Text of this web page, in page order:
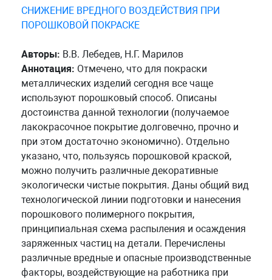
СНИЖЕНИЕ ВРЕДНОГО ВОЗДЕЙСТВИЯ ПРИ
ПОРОШКОВОЙ ПОКРАСКЕ
Авторы: В.В. Лебедев, Н.Г. Марилов
Аннотация: Отмечено, что для покраски
металлических изделий сегодня все чаще
используют порошковый способ. Описаны
достоинства данной технологии (получаемое
лакокрасочное покрытие долговечно, прочно и
при этом достаточно экономично). Отдельно
указано, что, пользуясь порошковой краской,
можно получить различные декоративные
экологически чистые покрытия. Даны общий вид
технологической линии подготовки и нанесения
порошкового полимерного покрытия,
принципиальная схема распыления и осаждения
заряженных частиц на детали. Перечислены
различные вредные и опасные производственные
факторы, воздействующие на работника при